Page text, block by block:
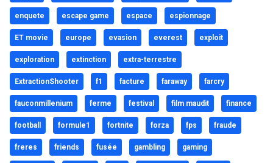
enquete escape game espace espionnage
ET movie europe evasion everest exploit
exploration extinction extra-terrestre
ExtractionShooter f1 facture faraway farcry
fauconmillenium ferme festival film maudit finance
football formule1 fortnite forza fps fraude
freres friends fusée gambling gaming